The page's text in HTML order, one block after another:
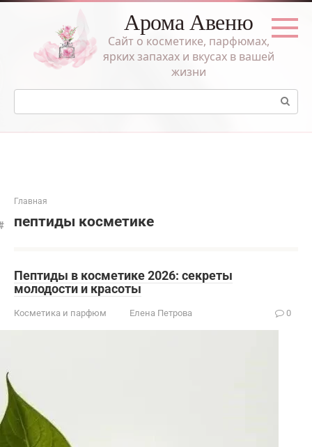
Перейти
Арома Авеню
Сайт о косметике, парфюмах,
ярких запахах и вкусах в вашей
жизни
Поиск:
Главная
пептиды косметике
Пептиды в косметике 2026: секреты
молодости и красоты
Косметика и парфюм Елена Петрова 0